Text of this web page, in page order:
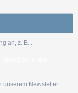
an, z. B.
unserem Newsletter